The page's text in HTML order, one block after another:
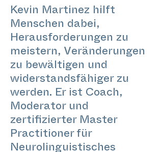
Kevin Martinez hilft
Menschen dabei,
Herausforderungen zu
meistern, Veränderungen
zu bewältigen und
widerstandsfähiger zu
werden. Er ist Coach,
Moderator und
zertifizierter Master
Practitioner für
Neurolinguistisches